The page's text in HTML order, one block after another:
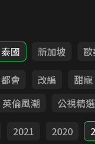
泰國 新加坡
都會 改編 甜寵
英倫風潮 公視精選
2021 2020